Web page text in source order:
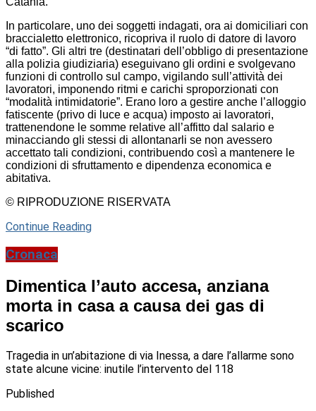
In particolare, uno dei soggetti indagati, ora ai domiciliari con
braccialetto elettronico, ricopriva il ruolo di datore di lavoro
“di fatto”. Gli altri tre (destinatari dell’obbligo di presentazione
alla polizia giudiziaria) eseguivano gli ordini e svolgevano
funzioni di controllo sul campo, vigilando sull’attività dei
lavoratori, imponendo ritmi e carichi sproporzionati con
“modalità intimidatorie”. Erano loro a gestire anche l’alloggio
fatiscente (privo di luce e acqua) imposto ai lavoratori,
trattenendone le somme relative all’affitto dal salario e
minacciando gli stessi di allontanarli se non avessero
accettato tali condizioni, contribuendo così a mantenere le
condizioni di sfruttamento e dipendenza economica e
abitativa.
© RIPRODUZIONE RISERVATA
Continue Reading
Cronaca
Dimentica l’auto accesa, anziana
morta in casa a causa dei gas di
scarico
Tragedia in un’abitazione di via Inessa, a dare l’allarme sono
state alcune vicine: inutile l’intervento del 118
Published